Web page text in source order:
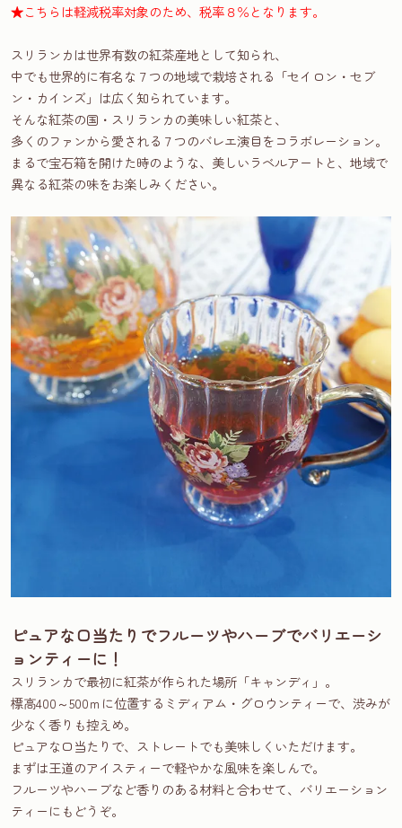
★こちらは軽減税率対象のため、税率８％となります。
スリランカは世界有数の紅茶産地として知られ、
中でも世界的に有名な７つの地域で栽培される「セイロン・セブ
ン・カインズ」は広く知られています。
そんな紅茶の国・スリランカの美味しい紅茶と、
多くのファンから愛される７つのバレエ演目をコラボレーション。
まるで宝石箱を開けた時のような、美しいラベルアートと、地域で
異なる紅茶の味をお楽しみください。
ピュアな口当たりでフルーツやハーブでバリエーシ
ョンティーに！
スリランカで最初に紅茶が作られた場所「キャンディ」。
標高400～500ｍに位置するミディアム・グロウンティーで、渋みが
少なく香りも控えめ。
ピュアな口当たりで、ストレートでも美味しくいただけます。
まずは王道のアイスティーで軽やかな風味を楽しんで。
フルーツやハーブなど香りのある材料と合わせて、バリエーション
ティーにもどうぞ。